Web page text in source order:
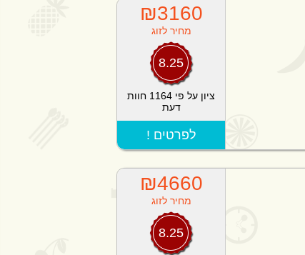
₪3160
מחיר לזוג
8.25
ציון על פי 1164 חוות
דעת
! לפרטים
₪4660
מחיר לזוג
8.25